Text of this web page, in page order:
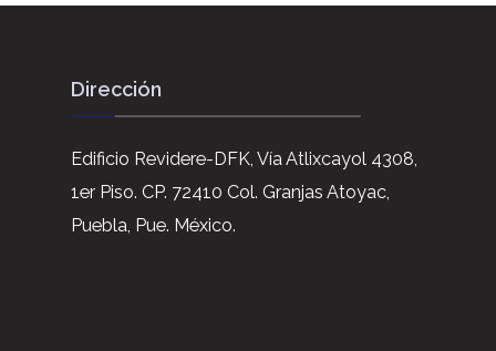
Dirección
Edificio Revidere-DFK, Vía Atlixcayol 4308,
1er Piso. CP. 72410 Col. Granjas Atoyac,
Puebla, Pue. México.